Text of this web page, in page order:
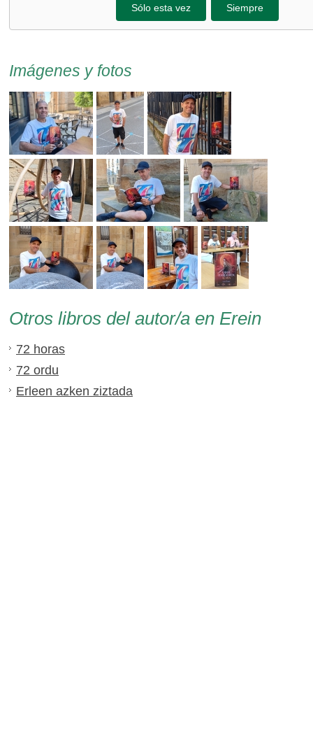
Sólo esta vez Siempre
Imágenes y fotos
Otros libros del autor/a en Erein
72 horas
72 ordu
Erleen azken ziztada